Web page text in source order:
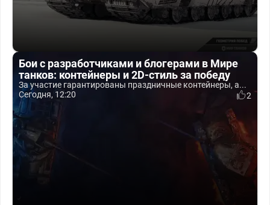
Бои с разработчиками и блогерами в Мире
танков: контейнеры и 2D-стиль за победу
За участие гарантированы праздничные контейнеры, а...
Сегодня, 12:20
2